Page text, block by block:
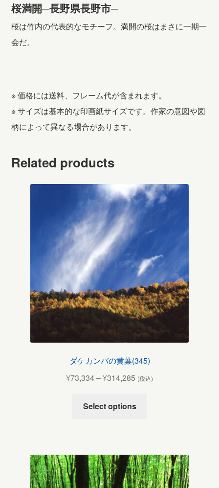
桜満開─長野県長野市─
桜は竹内の代表的なモチーフ。満開の桜はまさに一期一
会だ。
※ 価格には送料、フレーム代が含まれます。
※ サイズは基本的な印画紙サイズです。作家の意図や図
柄によって異なる場合があります。
Related products
ダケカンバの黄葉(345)
¥73,334–¥314,285 (税込)
Select options